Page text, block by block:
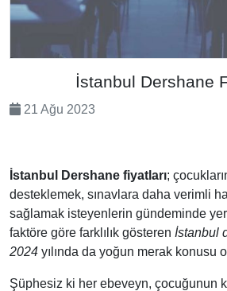
İstanbul Dershane
21 Ağu 2023
İstanbul Dershane fiyatları;
desteklemek, sınavlara daha verimli
sağlamak isteyenlerin gündeminde
faktöre göre farklılık gösteren İstanbul
2024 yılında da yoğun merak konusu
Şüphesiz ki her ebeveyn, çocuğunun